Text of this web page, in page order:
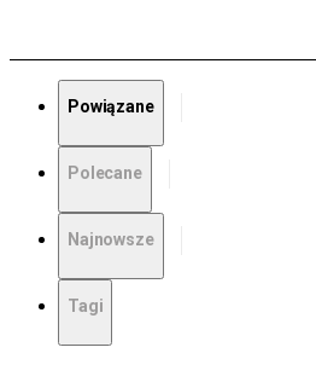
Powiązane
Polecane
Najnowsze
Tagi